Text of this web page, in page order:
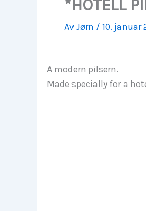
*HOTELL
AvJørn / 10. januar
A modern pilsern.
Made specially for a